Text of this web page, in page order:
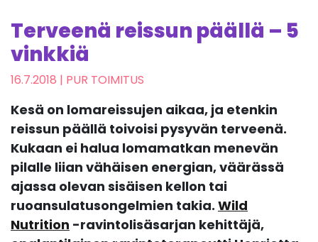
Terveenä reissun päällä – 5
vinkkiä
16.7.2018 | PUR TOIMITUS
Kesä on lomareissujen aikaa, ja etenkin
reissun päällä toivoisi pysyvän terveenä.
Kukaan ei halua lomamatkan menevän
pilalle liian vähäisen energian, väärässä
ajassa olevan sisäisen kellon tai
ruoansulatusongelmien takia. Wild
Nutrition -ravintolisäsarjan kehittäjä,